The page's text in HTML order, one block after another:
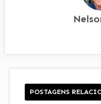
POSTAGENS